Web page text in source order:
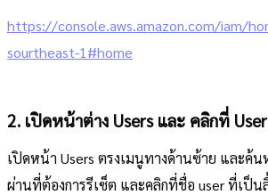
https://console.aws.amazon.com/iam/
sourtheast-1#home
2. เปิดหน้าต่าง Users และ คลิกที่ User
เปิดหน้า Users ตรงเมนูทางด้านซ้าย และค้
ผ่านที่ต้องการรีเซ็ต และคลิกที่ชื่อ user ที่เป็น